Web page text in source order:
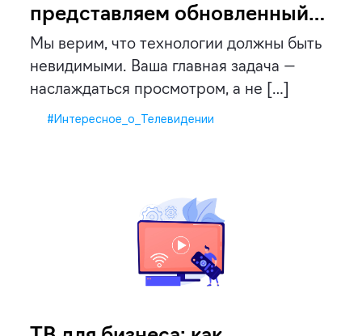
представляем обновленный
интерфейс Владлинк ТВ
Мы верим, что технологии должны быть
невидимыми. Ваша главная задача —
наслаждаться просмотром, а не […]
#Интересное_о_Телевидении